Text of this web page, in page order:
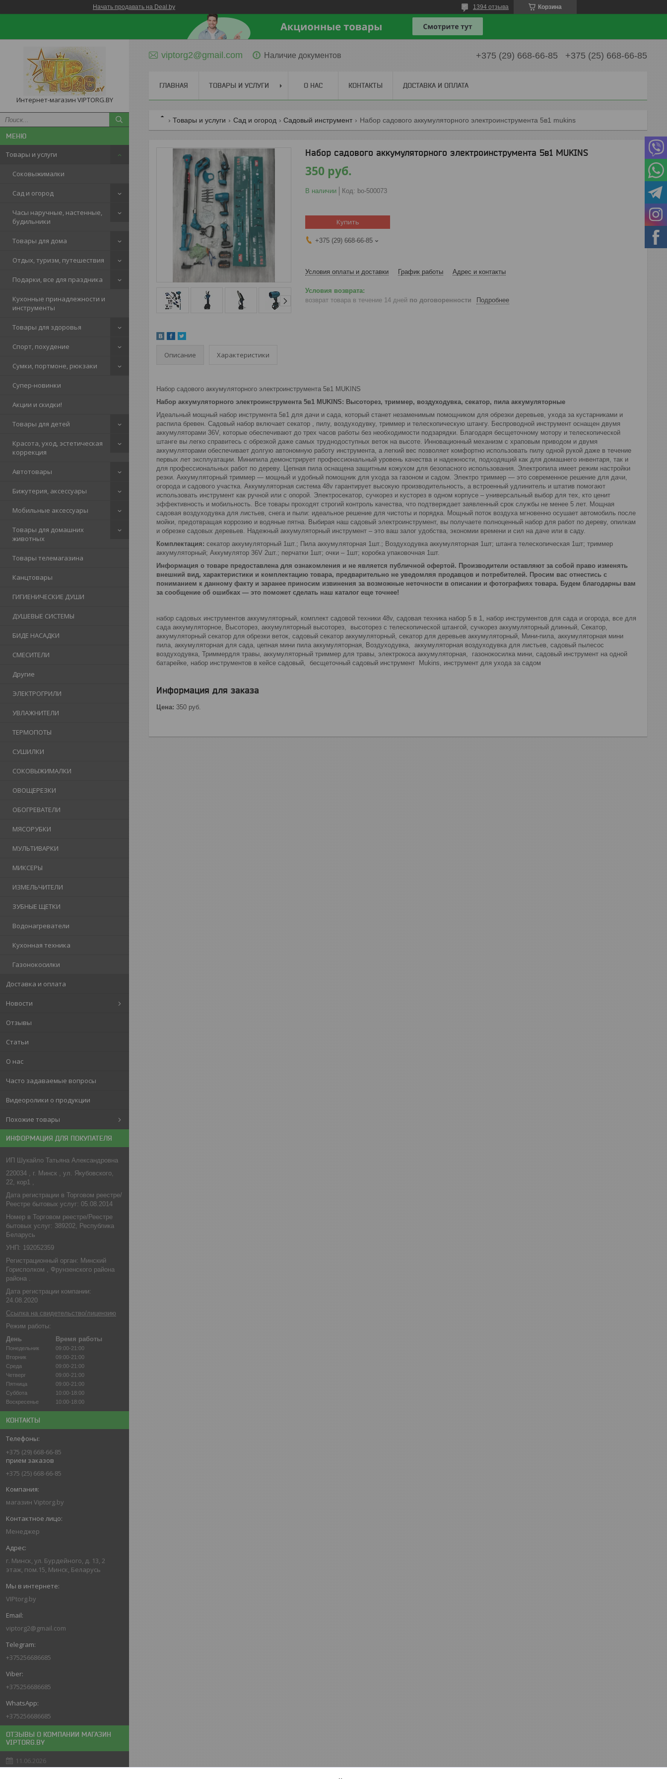
Начать продавать на Deal.by Корзина
1394 отзыва
Интернет-магазин VIPTORG.BY
Товары и услуги
Соковыжималки
Сад и огород
Часы наручные, настенные,
будильники
Товары для дома
Отдых, туризм, путешествия
Подарки, все для праздника
Кухонные принадлежности и
инструменты
Товары для здоровья
Спорт, похудение
Сумки, портмоне, рюкзаки
Супер-новинки
Акции и скидки!
Товары для детей
Красота, уход, эстетическая
коррекция
Автотовары
Бижутерия, аксессуары
Мобильные аксессуары
Товары для домашних
животных
Товары телемагазина
Канцтовары
ГИГИЕНИЧЕСКИЕ ДУШИ
ДУШЕВЫЕ СИСТЕМЫ
БИДЕ НАСАДКИ
СМЕСИТЕЛИ
Другие
ЭЛЕКТРОГРИЛИ
УВЛАЖНИТЕЛИ
ТЕРМОПОТЫ
СУШИЛКИ
СОКОВЫЖИМАЛКИ
ОВОЩЕРЕЗКИ
ОБОГРЕВАТЕЛИ
МЯСОРУБКИ
МУЛЬТИВАРКИ
МИКСЕРЫ
ИЗМЕЛЬЧИТЕЛИ
ЗУБНЫЕ ЩЕТКИ
Водонагреватели
Кухонная техника
Газонокосилки
Доставка и оплата
Новости
Отзывы
Статьи
О нас
Часто задаваемые вопросы
Видеоролики о продукции
Похожие товары
ИНФОРМАЦИЯ ДЛЯ ПОКУПАТЕЛЯ
ИП Шукайло Татьяна Александровна
220034 , г. Минск , ул. Якубовского,
22, кор1 ,
Дата регистрации в Торговом реестре/
Реестре бытовых услуг: 05.08.2014
Номер в Торговом реестре/Реестре
бытовых услуг: 389202, Республика
Беларусь
УНП: 192052359
Регистрационный орган: Минский
Горисполком , Фрунзенского района
района .
Дата регистрации компании:
24.08.2020
Ссылка на свидетельство/лицензию
Режим работы:
День
Время работы
Понедельник
09:00-21:00
Вторник
09:00-21:00
Среда
09:00-21:00
Четверг
09:00-21:00
Пятница
09:00-21:00
Суббота
10:00-18:00
Воскресенье
10:00-18:00
КОНТАКТЫ
+375 (29) 668-66-85
прием заказов
+375 (25) 668-66-85
магазин Viptorg.by
Менеджер
г. Минск, ул. Бурдейного, д. 13, 2
этаж, пом.15, Минск, Беларусь
VIPtorg.by
viptorg2@gmail.com
+375256686685
+375256686685
+375256686685
ОТЗЫВЫ О КОМПАНИИ МАГАЗИН
VIPTORG.BY
11.06.2026
viptorg2@gmail.com Наличие документов +375 (29) 668-66-85 +375 (25) 668-66-85
ГЛАВНАЯ ТОВАРЫ И УСЛУГИ О НАС КОНТАКТЫ ДОСТАВКА И ОПЛАТА
Товары и услуги Сад и огород Садовый инструмент Набор садового аккумуляторного электроинструмента 5в1 mukins
Набор садового аккумуляторного электроинструмента 5в1 MUKINS
350 руб.
В наличии Код: bo-500073
Купить
+375 (29) 668-66-85
Условия оплаты и доставки График работы Адрес и контакты
возврат товара в течение 14 дней по договоренности Подробнее
Описание Характеристики
Набор садового аккумуляторного электроинструмента 5в1 MUKINS
Набор аккумуляторного электроинструмента 5в1 MUKINS: Высоторез, триммер, воздуходувка, секатор, пила аккумуляторные
Идеальный мощный набор инструмента 5в1 для дачи и сада, который станет незаменимым помощником для обрезки деревьев, ухода за кустарниками и
распила бревен. Садовый набор включает секатор , пилу, воздуходувку, триммер и телескопическую штангу. Беспроводной инструмент оснащен двумя
аккумуляторами 36V, которые обеспечивают до трех часов работы без необходимости подзарядки. Благодаря бесщеточному мотору и телескопической
штанге вы легко справитесь с обрезкой даже самых труднодоступных веток на высоте. Инновационный механизм с храповым приводом и двумя
аккумуляторами обеспечивает долгую автономную работу инструмента, а легкий вес позволяет комфортно использовать пилу одной рукой даже в течение
первых лет эксплуатации. Минипила демонстрирует профессиональный уровень качества и надежности, подходящий как для домашнего инвентаря, так и
для профессиональных работ по дереву. Цепная пила оснащена защитным кожухом для безопасного использования. Электропила имеет режим настройки
резки. Аккумуляторный триммер — мощный и удобный помощник для ухода за газоном и садом. Электро триммер — это современное решение для дачи,
огорода и садового участка. Аккумуляторная система 48v гарантирует высокую производительность, а встроенный удлинитель и штатив помогают
использовать инструмент как ручной или с опорой. Электросекатор, сучкорез и кусторез в одном корпусе – универсальный выбор для тех, кто ценит
эффективность и мобильность. Все товары проходят строгий контроль качества, что подтверждает заявленный срок службы не менее 5 лет. Мощная
садовая воздуходувка для листьев, снега и пыли: идеальное решение для чистоты и порядка. Мощный поток воздуха мгновенно осушает автомобиль после
мойки, предотвращая коррозию и водяные пятна. Выбирая наш садовый электроинструмент, вы получаете полноценный набор для работ по дереву, опилкам
и обрезке садовых деревьев. Надежный аккумуляторный инструмент – это ваш залог удобства, экономии времени и сил на даче или в саду.
Комплектация: секатор аккумуляторный 1шт.; Пила аккумуляторная 1шт.; Воздуходувка аккумуляторная 1шт; штанга телескопическая 1шт; триммер
аккумуляторный; Аккумулятор 36V 2шт.; перчатки 1шт; очки – 1шт; коробка упаковочная 1шт.
Информация о товаре предоставлена для ознакомления и не является публичной офертой. Производители оставляют за собой право изменять
внешний вид, характеристики и комплектацию товара, предварительно не уведомляя продавцов и потребителей. Просим вас отнестись с
пониманием к данному факту и заранее приносим извинения за возможные неточности в описании и фотографиях товара. Будем благодарны вам
за сообщение об ошибках — это поможет сделать наш каталог еще точнее!
набор садовых инструментов аккумуляторный, комплект садовой техники 48v, садовая техника набор 5 в 1, набор инструментов для сада и огорода, все для
сада аккумуляторное, Высоторез, аккумуляторный высоторез, высоторез с телескопической штангой, сучкорез аккумуляторный длинный, Секатор,
аккумуляторный секатор для обрезки веток, садовый секатор аккумуляторный, секатор для деревьев аккумуляторный, Мини-пила, аккумуляторная мини
пила, аккумуляторная для сада, цепная мини пила аккумуляторная, Воздуходувка, аккумуляторная воздуходувка для листьев, садовый пылесос
воздуходувка, Триммердля травы, аккумуляторный триммер для травы, электрокоса аккумуляторная, газонокосилка мини, садовый инструмент на одной
батарейке, набор инструментов в кейсе садовый, бесщеточный садовый инструмент Mukins, инструмент для ухода за садом
Информация для заказа
Цена: 350 руб.